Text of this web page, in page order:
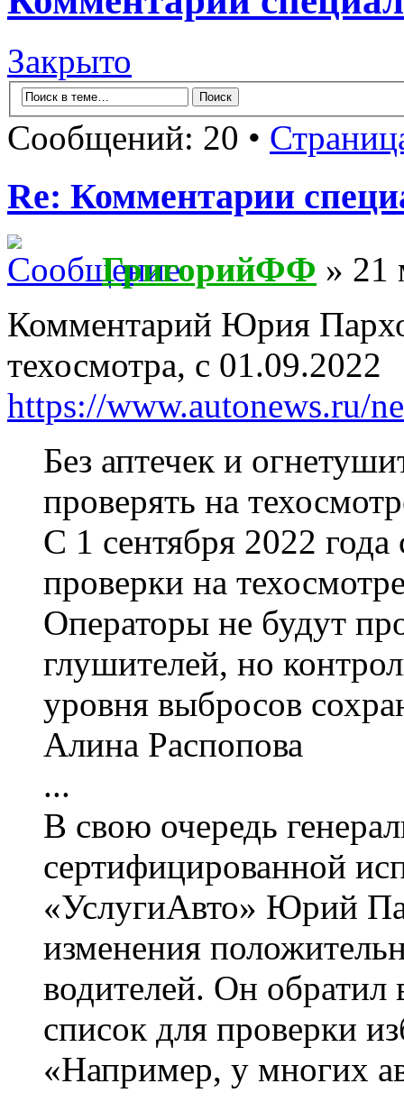
Закрыто
Сообщений: 20 •
Re: Комментарии
ГригорийФФ » 21
Комментарий Юрия
техосмотра, с 01.09.2022
https://www.autonews.ru/
Без аптечек и
проверять на
С 1 сентября 2022
проверки на
Операторы не будут
глушителей, но
уровня выбросов
Алина Распопова
...
В свою очередь
сертифицированной
«УслугиАвто» Юрий
изменения
водителей. Он
список для проверки
«Например, у многих